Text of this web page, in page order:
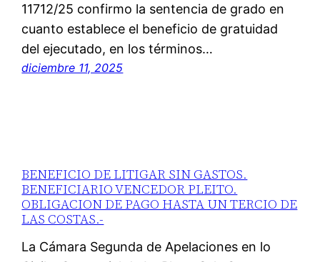
11712/25 confirmo la sentencia de grado en
cuanto establece el beneficio de gratuidad
del ejecutado, en los términos…
diciembre 11, 2025
BENEFICIO DE LITIGAR SIN GASTOS.
BENEFICIARIO VENCEDOR PLEITO.
OBLIGACION DE PAGO HASTA UN TERCIO DE
LAS COSTAS.-
La Cámara Segunda de Apelaciones en lo